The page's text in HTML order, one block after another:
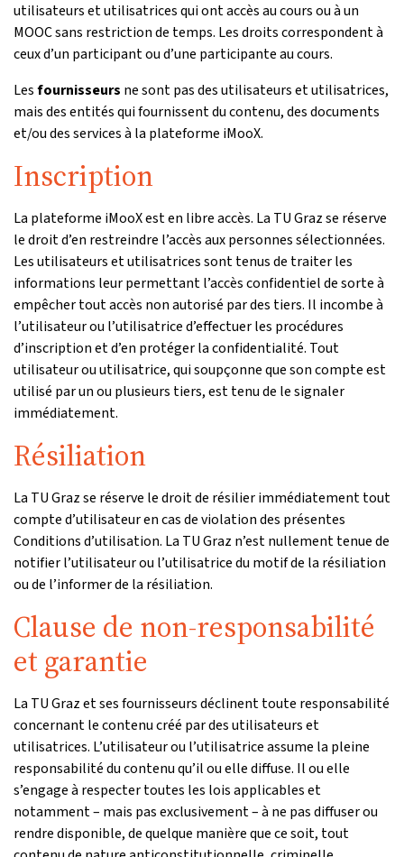
utilisateurs et utilisatrices qui ont accès au cours ou à un
MOOC sans restriction de temps. Les droits correspondent à
ceux d’un participant ou d’une participante au cours.
Lesfournisseurs ne sont pas des utilisateurs et utilisatrices,
mais des entités qui fournissent du contenu, des documents
et/ou des services à la plateforme iMooX.
Inscription
La plateforme iMooX est en libre accès. La TU Graz se réserve
le droit d’en restreindre l’accès aux personnes sélectionnées.
Les utilisateurs et utilisatrices sont tenus de traiter les
informations leur permettant l’accès confidentiel de sorte à
empêcher tout accès non autorisé par des tiers. Il incombe à
l’utilisateur ou l’utilisatrice d’effectuer les procédures
d’inscription et d’en protéger la confidentialité. Tout
utilisateur ou utilisatrice, qui soupçonne que son compte est
utilisé par un ou plusieurs tiers, est tenu de le signaler
immédiatement.
Résiliation
La TU Graz se réserve le droit de résilier immédiatement tout
compte d’utilisateur en cas de violation des présentes
Conditions d’utilisation. La TU Graz n’est nullement tenue de
notifier l’utilisateur ou l’utilisatrice du motif de la résiliation
ou de l’informer de la résiliation.
Clause de non-responsabilité
et garantie
La TU Graz et ses fournisseurs déclinent toute responsabilité
concernant le contenu créé par des utilisateurs et
utilisatrices. L’utilisateur ou l’utilisatrice assume la pleine
responsabilité du contenu qu’il ou elle diffuse. Il ou elle
s’engage à respecter toutes les lois applicables et
notamment – mais pas exclusivement – à ne pas diffuser ou
rendre disponible, de quelque manière que ce soit, tout